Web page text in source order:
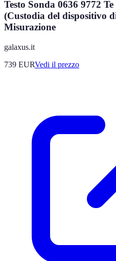
Testo Sonda 0636 9772
(Custodia del dispositivo
Misurazione
galaxus.it
739 EURVedi il prezzo